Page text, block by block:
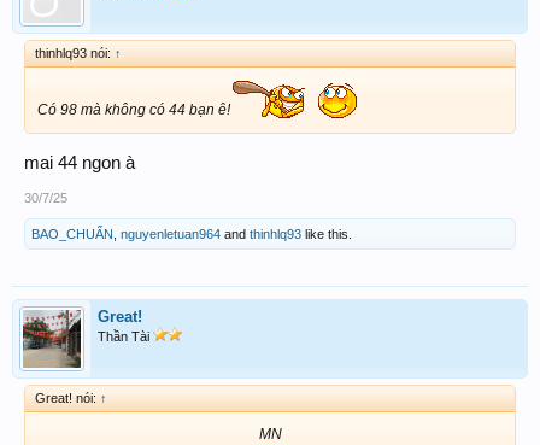
thinhlq93 nói: ↑
Có 98 mà không có 44 bạn ê!
mai 44 ngon à
30/7/25
BAO_CHUẨN nguyenletuan964 and thinhlq93 like this.
Great!
Thần Tài
Great! nói: ↑
MN